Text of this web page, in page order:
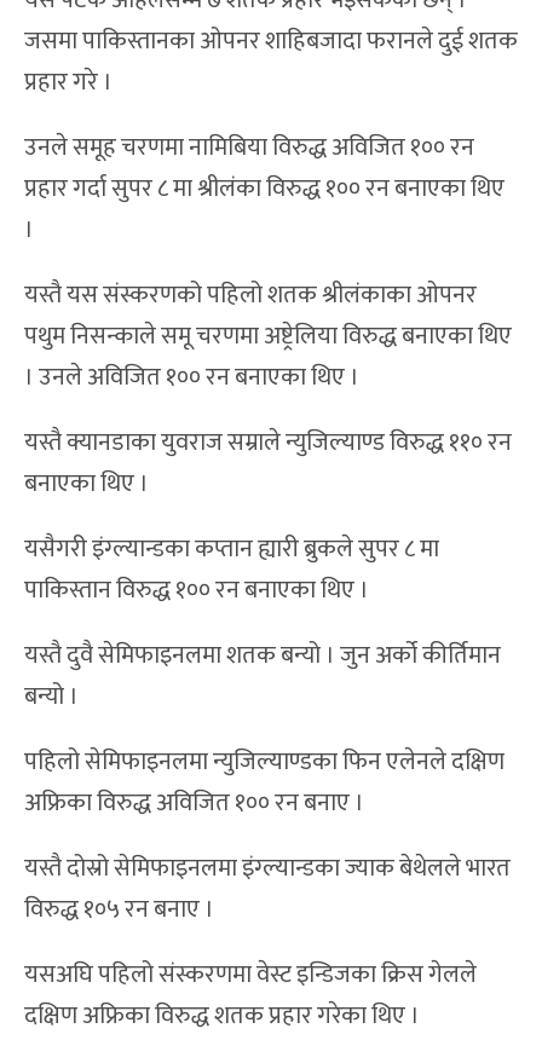
जसमा पाकिस्तानका ओपनर शाहिबजादा फरानले दुई शतक
प्रहार गरे ।
उनले समूह चरणमा नामिबिया विरुद्ध अविजित १०० रन
प्रहार गर्दा सुपर ८ मा श्रीलंका विरुद्ध १०० रन बनाएका थिए
।
यस्तै यस संस्करणको पहिलो शतक श्रीलंकाका ओपनर
पथुम निसन्काले समू चरणमा अष्ट्रेलिया विरुद्ध बनाएका थिए
। उनले अविजित १०० रन बनाएका थिए ।
यस्तै क्यानडाका युवराज सम्राले न्युजिल्याण्ड विरुद्ध ११० रन
बनाएका थिए ।
यसैगरी इंग्ल्यान्डका कप्तान ह्यारी ब्रुकले सुपर ८ मा
पाकिस्तान विरुद्ध १०० रन बनाएका थिए ।
यस्तै दुवै सेमिफाइनलमा शतक बन्यो । जुन अर्को कीर्तिमान
बन्यो ।
पहिलो सेमिफाइनलमा न्युजिल्याण्डका फिन एलेनले दक्षिण
अफ्रिका विरुद्ध अविजित १०० रन बनाए ।
यस्तै दोस्रो सेमिफाइनलमा इंग्ल्यान्डका ज्याक बेथेलले भारत
विरुद्ध १०५ रन बनाए ।
यसअघि पहिलो संस्करणमा वेस्ट इन्डिजका क्रिस गेलले
दक्षिण अफ्रिका विरुद्ध शतक प्रहार गरेका थिए ।